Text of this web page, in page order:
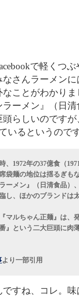
で軽くつ
さんラーメン
なことがわかり
ーメン』（日
らしいのです
いるというのです
、1972年の37億食（
袋麺の地位は揺るぎもな
ーメン』（日清食品）
し、ほかのブランドは
マルちゃん正麺』は、
』という二大巨頭に
より一部引用
すね、コレ。味